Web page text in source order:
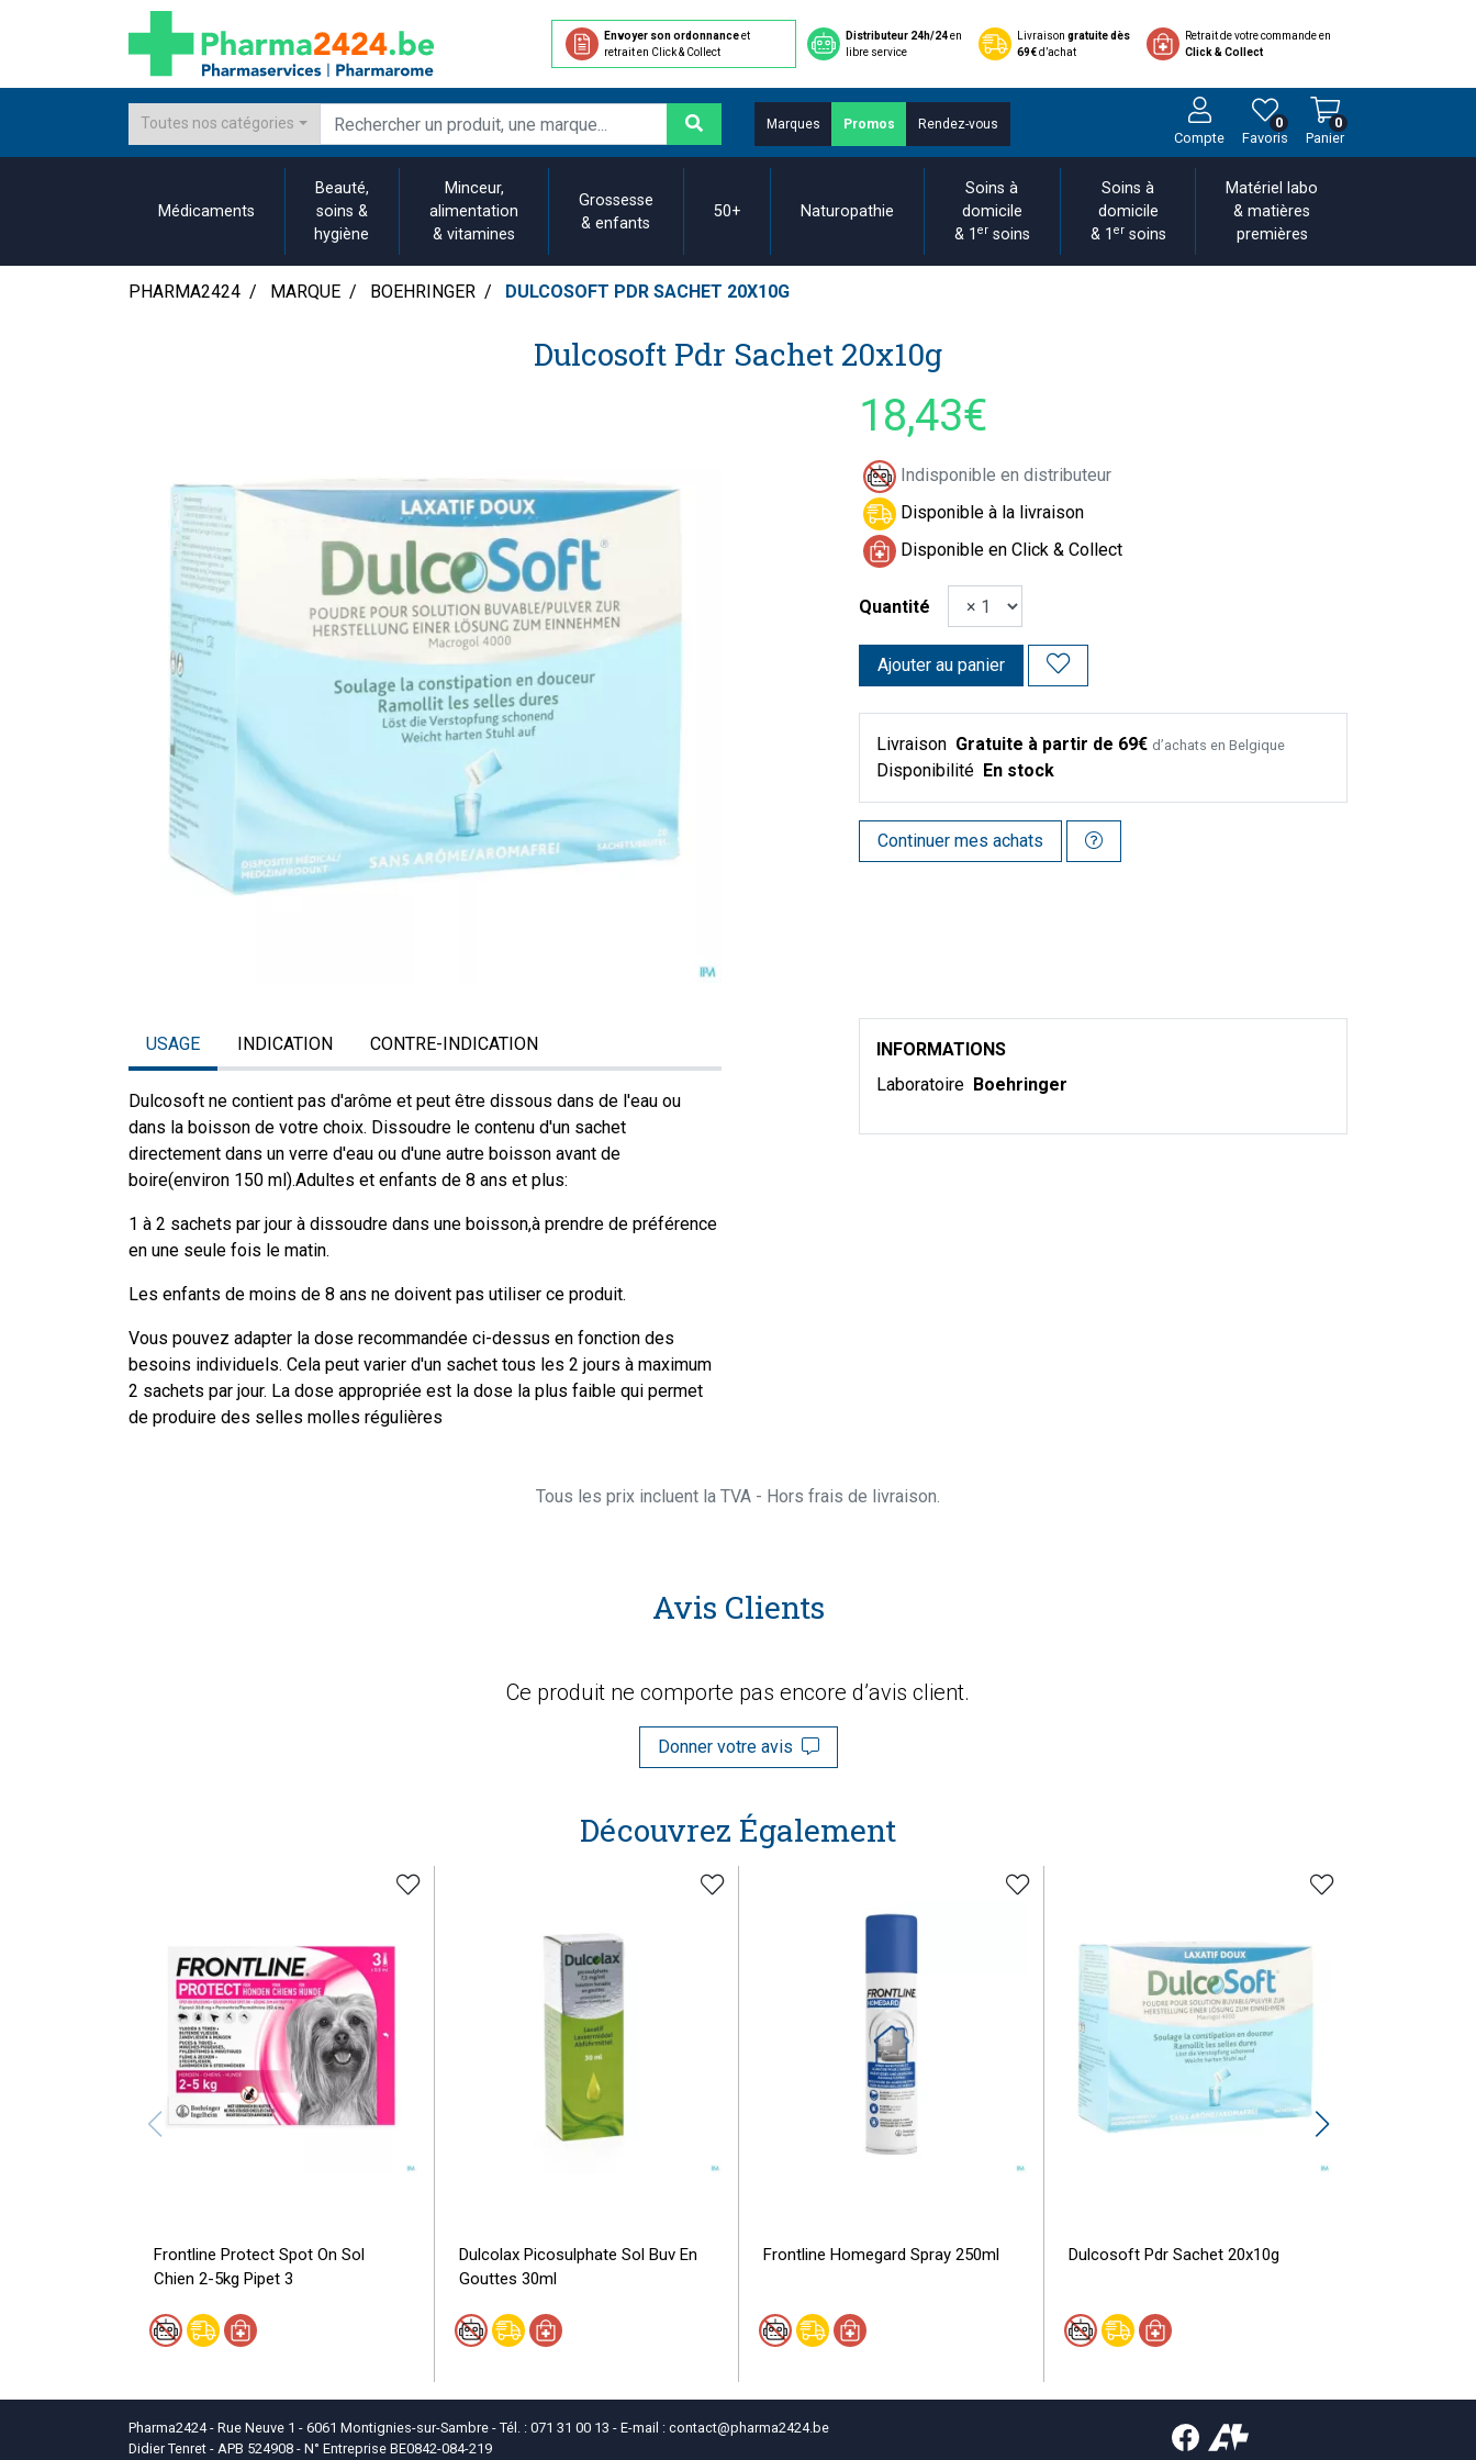
Envoyer son ordonnanceet
retrait en Click & Collect
Distributeur 24h/24en
libre service
Livraisongratuite dès
69€d’achat
Retrait de votre commande en
Click & Collect
Toutes nos catégories Marques Promos Rendez-vous
Compte Favoris
0
Panier
0
Médicaments
Beauté,
soins &
hygiène
Minceur,
alimentation
& vitamines
Grossesse
& enfants
50+ Naturopathie
Soins à
domicile
& 1 ersoins
Soins à
domicile
& 1 ersoins
Matériel labo
& matières
premières
PHARMA2424 MARQUE BOEHRINGER DULCOSOFT PDR SACHET 20X10G
Dulcosoft Pdr Sachet 20x10g
18,43€
Indisponible en distributeur
Disponible à la livraison
Disponible en Click & Collect
Quantité
Ajouter au panier
Livraison Gratuite à partir de 69€ d’achats en Belgique
Disponibilité En stock
Continuer mes achats
USAGE INDICATION CONTRE-INDICATION
Dulcosoft ne contient pas d'arôme et peut être dissous dans de l'eau ou
dans la boisson de votre choix. Dissoudre le contenu d'un sachet
directement dans un verre d'eau ou d'une autre boisson avant de
boire(environ 150 ml).Adultes et enfants de 8 ans et plus:
1 à 2 sachets par jour à dissoudre dans une boisson,à prendre de préférence
en une seule fois le matin.
Les enfants de moins de 8 ans ne doivent pas utiliser ce produit.
Vous pouvez adapter la dose recommandée ci-dessus en fonction des
besoins individuels. Cela peut varier d'un sachet tous les 2 jours à maximum
2 sachets par jour. La dose appropriée est la dose la plus faible qui permet
de produire des selles molles régulières
INFORMATIONS
Laboratoire Boehringer
Tous les prix incluent la TVA - Hors frais de livraison.
Avis Clients
Ce produit ne comporte pas encore d’avis client.
Donner votre avis
Découvrez Également
Frontline Protect Spot On Sol
Chien 2-5kg Pipet 3
Dulcolax Picosulphate Sol Buv En
Gouttes 30ml
Frontline Homegard Spray 250ml Dulcosoft Pdr Sachet 20x10g
Pharma2424 - Rue Neuve 1 - 6061 Montignies-sur-Sambre - Tél. : 071 31 00 13 - E-mail : contact@pharma2424.be
Didier Tenret - APB 524908 - N° Entreprise BE0842-084-219